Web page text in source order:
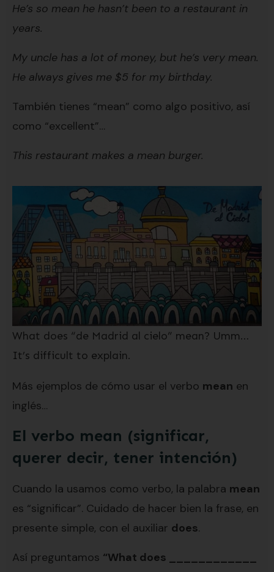
He’s so mean he hasn’t been to a restaurant in
years.
My uncle has a lot of money, but he’s very mean.
He always gives me $5 for my birthday.
También tienes “mean” como algo positivo, así
como “excellent”…
This restaurant makes a mean burger.
What does “de Madrid al cielo” mean? Umm…
It’s difficult to explain.
Más ejemplos de cómo usar el verbo mean en
inglés…
El verbo mean (significar,
querer decir, tener intención)
Cuando la usamos como verbo, la palabra mean
es “significar”. Cuidado de hacer bien la frase, en
presente simple, con el auxiliar does.
Así preguntamos “What does ____________